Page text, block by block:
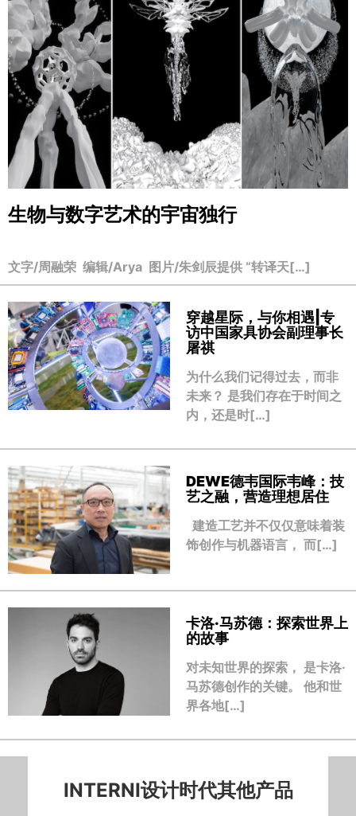
生物与数字艺术的宇宙独行
文字/周融荣 编辑/Arya 图片/朱剑辰提供 “转译天[…]
穿越星际，与你相遇|专
访中国家具协会副理事长
屠祺
为什么我们记得过去，而非
未来？ 是我们存在于时间之
内，还是时[…]
DEWE德韦国际韦峰：技
艺之融，营造理想居住
建造工艺并不仅仅意味着装
饰创作与机器语言， 而[…]
卡洛·马苏德：探索世界上
的故事
对未知世界的探索， 是卡洛·
马苏德创作的关键。 他和世
界各地[…]
INTERNI设计时代其他产品